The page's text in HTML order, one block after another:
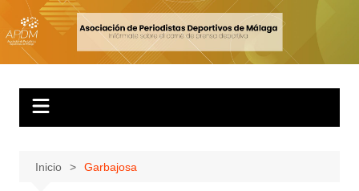
Inicio Garbajosa